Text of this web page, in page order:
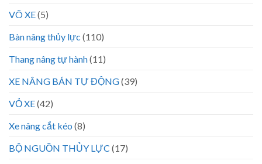
VÕ XE(5)
Bàn nâng thủy lực (110)
Thang nâng tự hành(11)
XE NÂNG BÁN TỰ ĐỘNG(39)
VỎ XE(42)
Xe nâng cắt kéo (8)
BỘ NGUỒN THỦY LỰC (17)